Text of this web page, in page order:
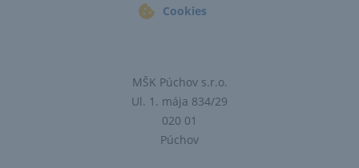
Cookies
MŠK Púchov s.r.o.
Ul. 1. mája 834/29
020 01
Púchov